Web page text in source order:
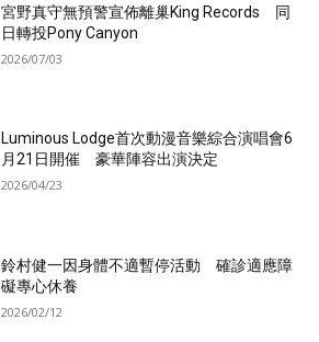
宮野真守無預警宣佈離巢King Records 同
日轉投Pony Canyon
2026/07/03
Luminous Lodge首次動漫音樂綜合演唱會6
月21日開催 豪華陣容出演決定
2026/04/23
鈴村健一因身體不適暫停活動 確診適應障
礙專心休養
2026/02/12